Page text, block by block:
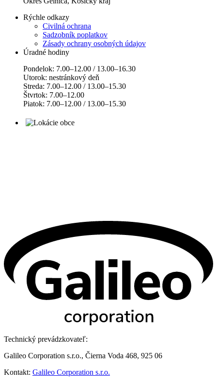
Rýchle odkazy
Civilná ochrana
Sadzobník poplatkov
Zásady ochrany osobných údajov
Úradné hodiny
Pondelok: 7.00–12.00 / 13.00–16.30
Utorok: nestránkový deň
Streda: 7.00–12.00 / 13.00–15.30
Štvrtok: 7.00–12.00
Piatok: 7.00–12.00 / 13.00–15.30
Technický prevádzkovateľ:
Galileo Corporation s.r.o., Čierna Voda 468, 925 06
Kontakt: Galileo Corporation s.r.o.